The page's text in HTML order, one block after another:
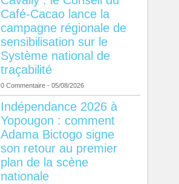
Café-Cacao lance la
campagne régionale de
sensibilisation sur le
Système national de
traçabilité
0 Commentaire - 05/08/2026
Indépendance 2026 à
Yopougon : comment
Adama Bictogo signe
son retour au premier
plan de la scène
nationale